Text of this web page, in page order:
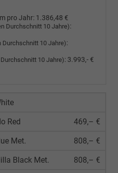
pro Jahr: 1.386,48 €
Durchschnitt 10 Jahre):
Durchschnitt 10 Jahre):
10 Jahre): 3.993,- €
Red 469,– €
Met. 808,– €
Black Met. 808,– €